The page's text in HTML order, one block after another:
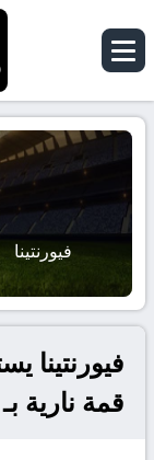
فيورنتينا
فيورنتينا
قمة نارية